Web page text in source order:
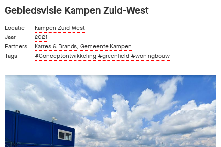
Gebiedsvisie Kampen Zuid-West
Locatie
Kampen Zuid-West
Jaar
2021
Partners
Karres & Brands, Gemeente Kampen
Tags
#Conceptontwikkeling#greenfield#woningbouw